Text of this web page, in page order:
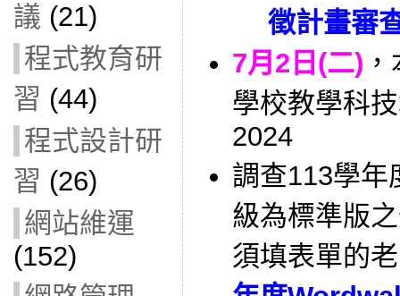
議 (21)
程式教育研
習 (44)
程式設計研
習 (26)
網站維運
(152)
徵計畫審
7月2日(二)
學校教學科
2024
調查113學年
級為標準版
須填表單的